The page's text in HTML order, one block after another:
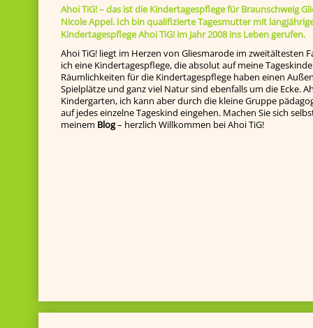
Ahoi TiG! – das ist die Kindertagespflege für Braunschweig
Nicole Appel. Ich bin qualifizierte Tagesmutter mit
Kindertagespflege Ahoi TiG! im Jahr 2008 ins Leben gerufen.
Ahoi TiG! liegt im Herzen von Gliesmarode im zweitältesten
ich eine Kindertagespflege, die absolut auf meine
Räumlichkeiten für die Kindertagespflege haben einen
Spielplätze und ganz viel Natur sind ebenfalls um die Ecke.
Kindergarten, ich kann aber durch die kleine Gruppe
auf jedes einzelne Tageskind ein­gehen. Machen Sie sich
meinem Blog– herzlich Willkommen bei Ahoi TiG!